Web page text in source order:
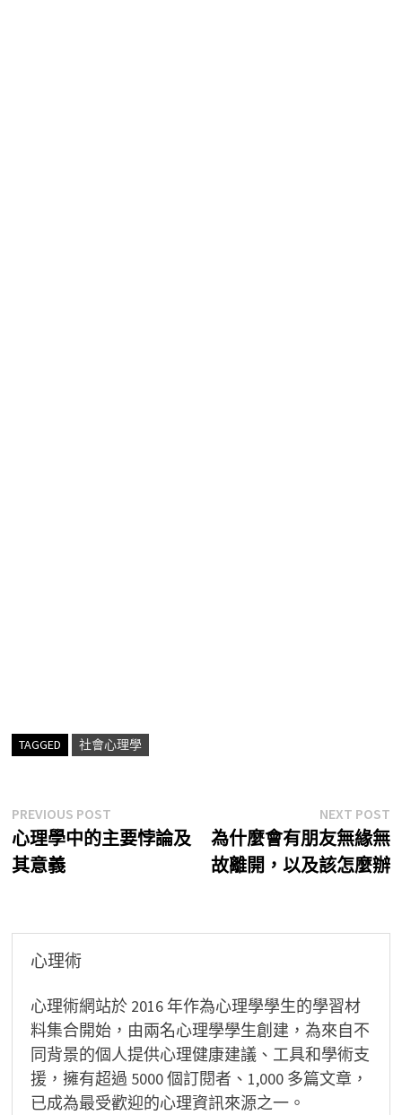
TAGGED 社會心理學
文
章
導
PREVIOUS POSTPrevious
post:
心理學中的主要悖論及
其意義
NEXT POST
為什麼會有朋友無緣無
故離開，以及該怎麼辦
心理術
心理術網站於 2016 年作為心理學學生的學習材
料集合開始，由兩名心理學學生創建，為來自不
同背景的個人提供心理健康建議、工具和學術支
援，擁有超過 5000 個訂閱者、1,000 多篇文章，
已成為最受歡迎的心理資訊來源之一。